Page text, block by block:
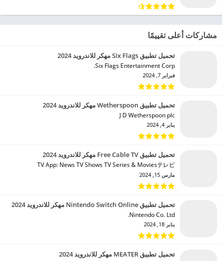
مشاركات أعلى تقييمًا
تحميل تطبيق Six Flags مهكر للاندرويد 2024
Six Flags Entertainment Corp.‏
فبراير 7, 2024
تحميل تطبيق Wetherspoon مهكر للاندرويد 2024
J D Wetherspoon plc‏
يناير 4, 2024
تحميل تطبيق Free Cable TV مهكر للاندرويد 2024
TV App: News TV Shows TV Series & Moviesテレビ‏
مارس 15, 2024
تحميل تطبيق Nintendo Switch Online مهكر للاندرويد 2024
Nintendo Co. Ltd.‏
يناير 18, 2024
تحميل تطبيق MEATER مهكر للاندرويد 2024